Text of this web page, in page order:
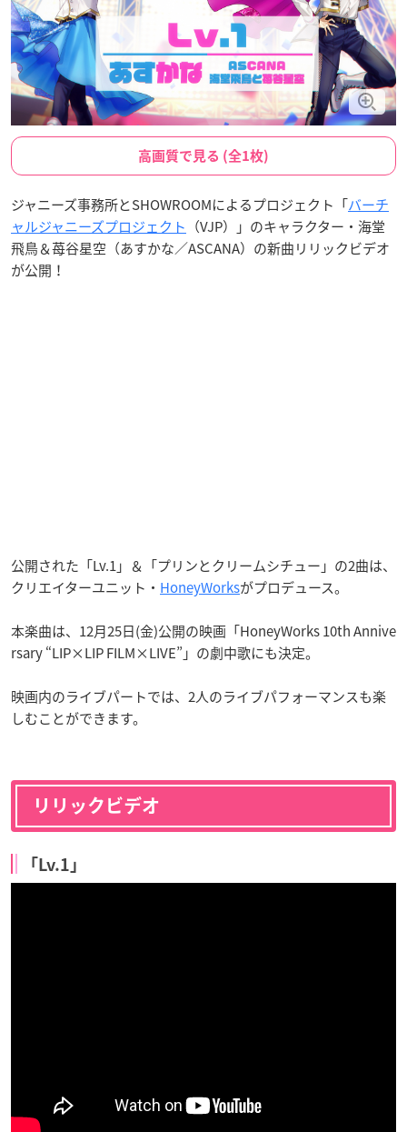
高画質で見る (全1枚)
ジャニーズ事務所とSHOWROOMによるプロジェクト「バーチ
ャルジャニーズプロジェクト （VJP）」のキャラクター・海堂
飛鳥＆苺谷星空（あすかな／ASCANA）の新曲リリックビデオ
が公開！
公開された「Lv.1」＆「プリンとクリームシチュー」の2曲は、
クリエイターユニット・ HoneyWorksがプロデュース。
本楽曲は、12月25日(金)公開の映画「HoneyWorks 10th Annive
rsary “LIP×LIP FILM×LIVE”」の劇中歌にも決定。
映画内のライブパートでは、2人のライブパフォーマンスも楽
しむことができます。
リリックビデオ
「Lv.1」